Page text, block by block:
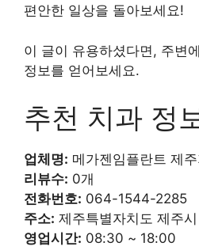
편안한 일상을 돌아보세요!
이 글이 유용하셨다면, 주변
정보를 얻어보세요.
추천 치과 정
업체명: 메가젠임플란트 제
리뷰수: 0개
전화번호: 064-1544-2285
주소: 제주특별자치도 제주
영업시간: 08:30 ~ 18:00